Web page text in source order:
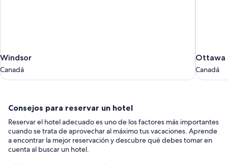
Windsor
Canadá
Windsor
Canadá
Ottawa
Canadá
Ottawa
Canadá
Consejos
reservar
un
hotel
Consejos para reservar un hotel
Reservar el hotel adecuado es uno de los factores más importantes
cuando se trata de aprovechar al máximo tus vacaciones. Aprende
a encontrar la mejor reservación y descubre qué debes tomar en
cuenta al buscar un hotel.